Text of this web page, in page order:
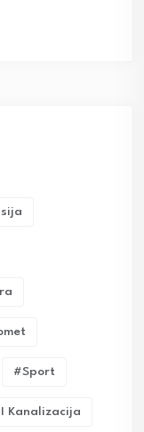
#sport
Kanalizacija